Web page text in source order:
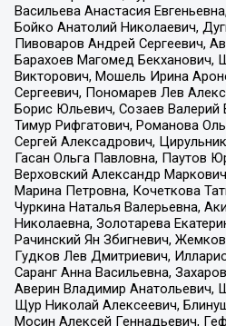
Васильева Анастасия
Бойко Анатолий Николаевич,
Пивоваров Андрей Сергеевич,
Барахоев Магомед Бекханович,
Викторович, Мошель Ирина
Сергеевич, Пономарев Лев
Борис Юльевич, Созаев Валерий
Тимур Рифгатович, Романова
Сергей Алексадрович,
Гасан Ольга Павловна, Паутов
Верховский Александр
Марина Петровна, Кочеткова
Чуркина Наталья Валерьевна,
Николаевна, Золотарева
Рачинский Ян Збигневич,
Гудков Лев Дмитриевич,
Саранг Анна Васильевна,
Аверин Владимир Анатольевич,
Щур Николай Алексеевич,
Мосин Алексей Геннадьевич,